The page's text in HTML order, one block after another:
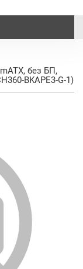
без БП,
BKAPE3-G-1)